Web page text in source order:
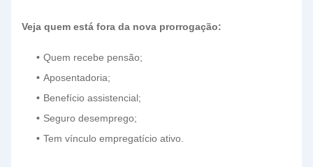
Veja quem está fora da nova prorrogação:
Quem recebe pensão;
Aposentadoria;
Benefício assistencial;
Seguro desemprego;
Tem vínculo empregatício ativo.